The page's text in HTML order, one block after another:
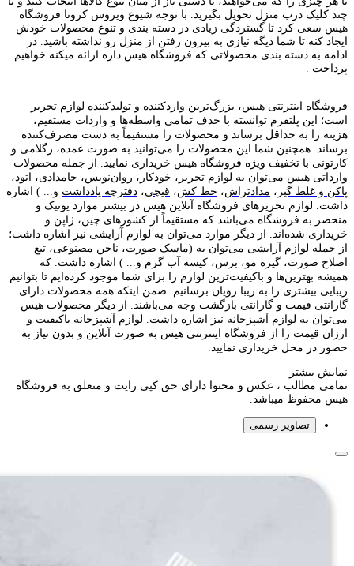
چند کلیک درب منزل تحویل بگیرید. با توجه شیوع ویروس کرونا فروشگاه
هیس سعی کرد تا گستردگی زیادی در دسته بندی و تنوع محصولات خودش
ایجاد کنه تا شما دیگه نیازی به بیرون رفتن از منزل رو نداشته باشید. در
ادامه به دسته بندی محصولاتی که فروشگاه هیس داره ارائه میکنه خواهیم
پرداخت .
فروشگاه اینترنتی هیس، بزرگ‌ترین وارد‌کننده و تولید‌کننده لوازم تحریر
است؛ این پلتفرم توانسته با حذف تمامی واسطه‌ها و واردات مستقیم،
هزینه را به حداقل برساند و محصولات را مستقیماً به دست مصرف‌کننده
برساند. همچنین شما این محصولات را می‌توانید به صورت عمده، رگلامی و
کارتونی با تخفیف ویژه فروشگاه هیس خریداری نمایید. از جمله محصولات
وارداتی هیس می‌توان به لوازم تحریر ، خودکار ، روان‌نویس، جامدادی، اتود،
پاکن و غلط گیر ، مدادتراش، خط کش، قیچی، دفترچه یادداشت و... ) اشاره
داشت. لوازم تحریر‌های فروشگاه آنلاین هیس در بیشتر موارد یونیک و
منحصر به فروشگاه می‌باشد که مستقیماً از کشور‌های چین، ژاپن و...
خریداری شده‌اند. از دیگر موارد می‌توان به لوازم آرایشی نیز اشاره داشت؛
از جمله لوازم آرایشی می‌توان به (ماسک صورت، ناخن مصنوعی، تیغ
اصلاح صورت، گیره مو، برس، کیسه آب گرم و... ) اشاره داشت. که
همیشه بهترین‌ها و باکیفیت‌ترین لوازم را برای شما موجود کرده‌ایم تا بتوانیم
زیبایی بیشتری را به زیبا رویان برسانیم. ضمن اینکه همه محصولات دارای
گارانتی قیمت و گارانتی بازگشت وجه می‌باشند. از دیگر محصولات هیس
می‌توان به لوازم آشپزخانه نیز اشاره داشت. لوازم آشپزخانه باکیفیت و
ارزان قیمت را از فروشگاه اینترنتی هیس به صورت آنلاین و بدون نیاز به
حضور در محل خریداری نمایید.
نمایش بیشتر
تمامی مطالب ، عکس و محتوا دارای حق کپی رایت و متعلق به فروشگاه
هیس محفوظ میباشد.
تصاویر رسمی